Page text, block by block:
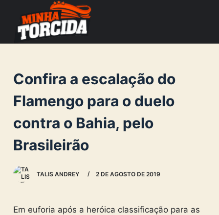
o
c
o
n
e
Confira a escalação do
Flamengo para o duelo
contra o Bahia, pelo
Brasileirão
TALIS ANDREY 2 DE AGOSTO DE 2019
Em euforia após a heróica classificação para as